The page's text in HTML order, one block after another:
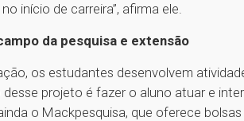
início de carreira”, afirma ele.
da pesquisa e extensão
os estudantes desenvolvem
projeto é fazer o aluno atuar e
o Mackpesquisa, que oferece